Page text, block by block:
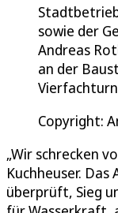
sowie der
Andreas
an der
Copyright:
„Wir schrecken
Kuchheuser.
überprüft, Sieg